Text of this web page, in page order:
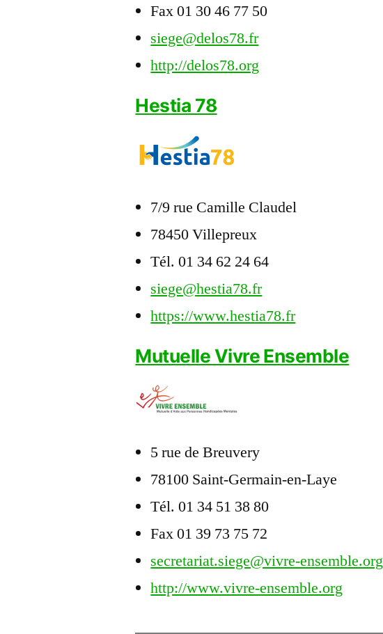
Fax 01 30 46 77 50
siege@delos78.fr
http://delos78.org
Hestia 78
7/9 rue Camille Claudel
78450 Villepreux
Tél. 01 34 62 24 64
siege@hestia78.fr
https://www.hestia78.fr
Mutuelle Vivre Ensemble
5 rue de Breuvery
78100 Saint-Germain-en-Laye
Tél. 01 34 51 38 80
Fax 01 39 73 75 72
secretariat.siege@vivre-ensemble.org
http://www.vivre-ensemble.org